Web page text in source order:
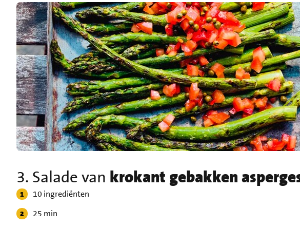
3. Salade van krokant gebakken
10 ingrediënten
25 min